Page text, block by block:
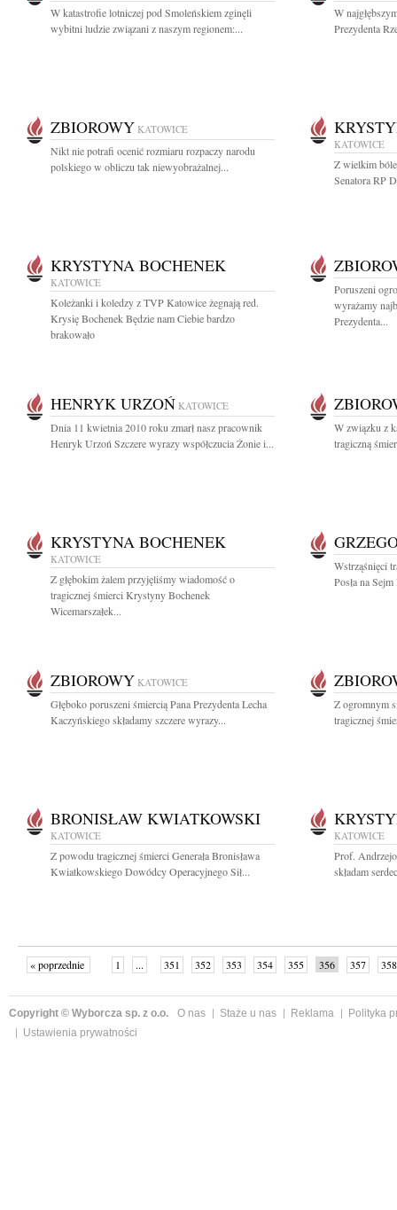
W katastrofie lotniczej pod Smoleńskiem zginęli
wybitni ludzie związani z naszym regionem:...
W
Prezydenta
ZBIOROWY KATOWICE
Nikt nie potrafi ocenić rozmiaru rozpaczy narodu
polskiego w obliczu tak niewyobrażalnej...
KATOWICE
Z wielkim
Senatora RP
KRYSTYNA BOCHENEK
KATOWICE
Koleżanki i koledzy z TVP Katowice żegnają red.
Krysię Bochenek Będzie nam Ciebie bardzo
brakowało
Poruszeni
wyrażamy
Prezydenta...
HENRYK URZOŃ KATOWICE
Dnia 11 kwietnia 2010 roku zmarł nasz pracownik
Henryk Urzoń Szczere wyrazy współczucia Żonie i...
W związku z
tragiczną
KRYSTYNA BOCHENEK
KATOWICE
Z głębokim żalem przyjęliśmy wiadomość o
tragicznej śmierci Krystyny Bochenek
Wicemarszałek...
Wstrząśnięci
Posła na
ZBIOROWY KATOWICE
Głęboko poruszeni śmiercią Pana Prezydenta Lecha
Kaczyńskiego składamy szczere wyrazy...
Z ogromnym
tragicznej
BRONISŁAW KWIATKOWSKI
KATOWICE
Z powodu tragicznej śmierci Generała Bronisława
Kwiatkowskiego Dowódcy Operacyjnego Sił...
KATOWICE
Prof.
składam
« poprzednie 1 ... 351 352 353 354 355 356 357
358
Copyright © Wyborcza sp. z o.o. O nas Staże u nas Reklama
Polityka
Ustawienia prywatności